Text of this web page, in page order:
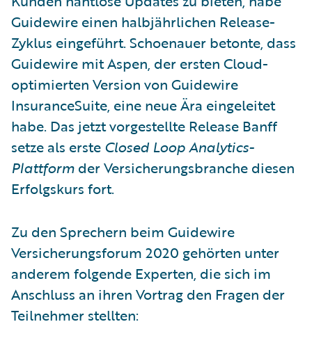
Guidewire einen halbjährlichen Release-
Zyklus eingeführt. Schoenauer betonte, dass
Guidewire mit Aspen, der ersten Cloud-
optimierten Version von Guidewire
InsuranceSuite, eine neue Ära eingeleitet
habe. Das jetzt vorgestellte Release Banff
setze als erste Closed Loop Analytics-
Plattform der Versicherungsbranche diesen
Erfolgskurs fort.
Zu den Sprechern beim Guidewire
Versicherungsforum 2020 gehörten unter
anderem folgende Experten, die sich im
Anschluss an ihren Vortrag den Fragen der
Teilnehmer stellten: